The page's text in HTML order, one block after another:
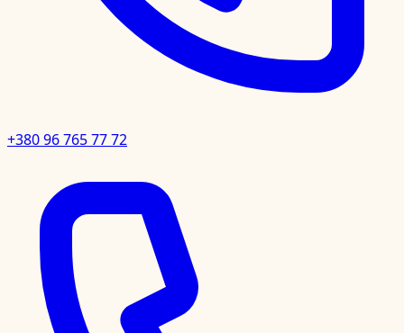
+380 96 765 77 72